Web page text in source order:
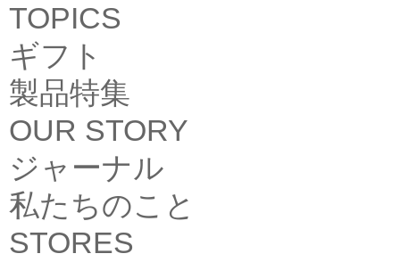
TOPICS
ギフト
製品特集
OUR STORY
ジャーナル
私たちのこと
STORES